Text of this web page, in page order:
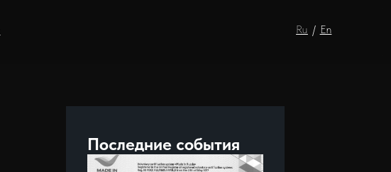
Ru / En
Последние события